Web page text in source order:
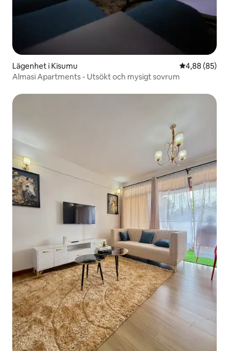
Lägenhet i Kisumu 4,88 av 5 i
4,88 (85)
Almasi Apartments - Utsökt och mysigt sovrum